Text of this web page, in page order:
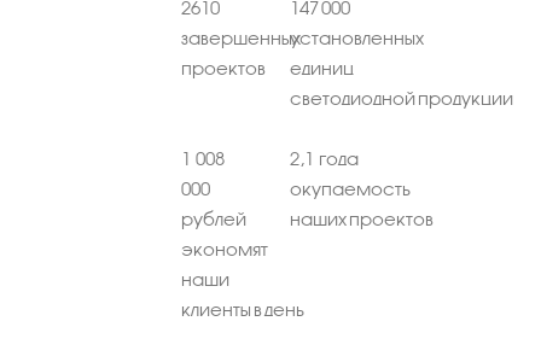
2610
завершенных
проектов
147 000
установленных
единиц
светодиодной продукции
1 008
000
рублей
экономят
наши
клиенты в день
2,1 года
окупаемость
наших проектов